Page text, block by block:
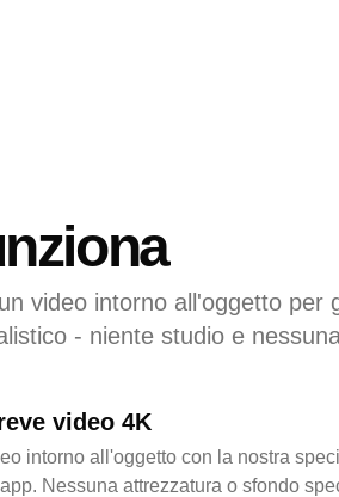
video intorno all'oggetto per
- niente studio e
video 4K
intorno all'oggetto con la nostra
Nessuna attrezzatura o sfondo